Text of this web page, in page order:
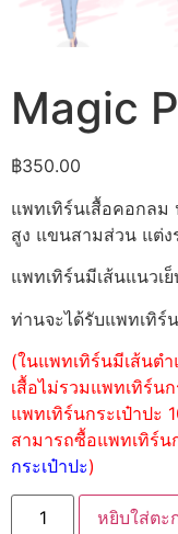
Magic
฿350.00
แพทเทิร์นเสื้อคอกล
สูง แขนสามส่วน แต่ง
แพทเทิร์นมีเส้นแนวเย็
ท่านจะได้รับแพทเทิร์
(ในแพทเทิร์นมีเส้นต
เสื้อไม่รวมแพทเทิร์น
แพทเทิร์นกระเป๋าปะ
สามารถซื้อแพทเทิร์น
กระเป๋าปะ)
หยิบใส่ตะ